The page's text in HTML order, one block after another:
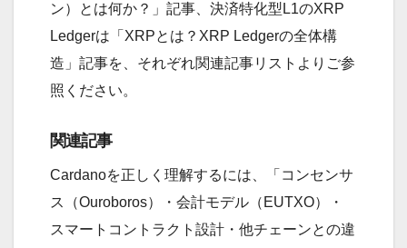
ン）とは何か？」記事、決済特化型L1のXRP
Ledgerは「XRPとは？XRP Ledgerの全体構
造」記事を、それぞれ関連記事リストよりご参
照ください。
関連記事
Cardanoを正しく理解するには、「コンセンサ
ス（Ouroboros）・会計モデル（EUTXO）・
スマートコントラクト設計・他チェーンとの違